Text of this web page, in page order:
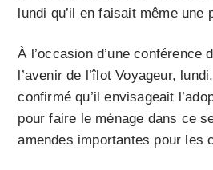
lundi qu’il en faisait même une
À l’occasion d’une conférence
l’avenir de l’îlot Voyageur,
confirmé qu’il envisageait
pour faire le ménage dans ce
amendes importantes pour les